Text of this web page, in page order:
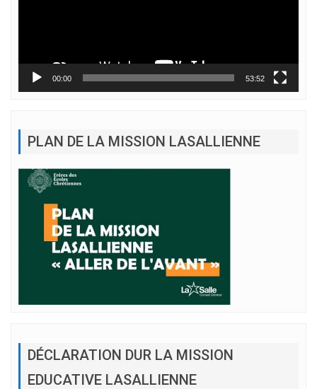
00:00 53:52
PLAN DE LA MISSION LASALLIENNE
DÉCLARATION DUR LA MISSION
EDUCATIVE LASALLIENNE